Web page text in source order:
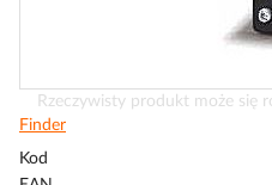
Przejdź
na
początek
Rzeczywisty produkt może się
Finder
Kod